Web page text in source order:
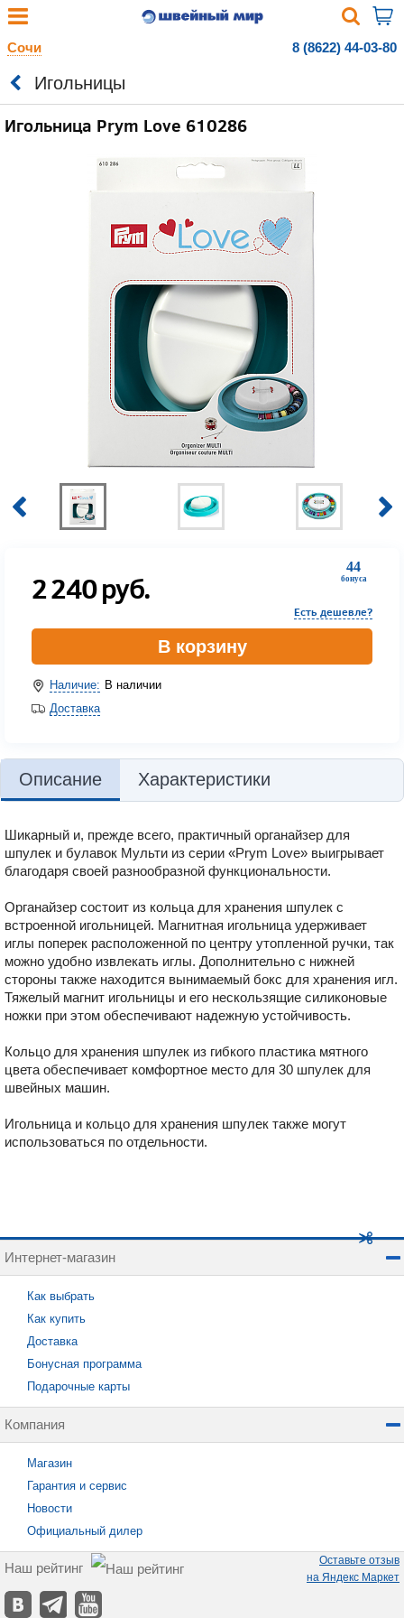
Сочи 8 (8622) 44-03-80
Игольницы
Игольница Prym Love 610286
44
бонуса
2 240руб.
Есть дешевле?
В корзину
Наличие: В наличии
Доставка
Описание Характеристики
Шикарный и, прежде всего, практичный органайзер для
шпулек и булавок Мульти из серии «Prym Love» выигрывает
благодаря своей разнообразной функциональности.
Органайзер состоит из кольца для хранения шпулек с
встроенной игольницей. Магнитная игольница удерживает
иглы поперек расположенной по центру утопленной ручки, так
можно удобно извлекать иглы. Дополнительно с нижней
стороны также находится вынимаемый бокс для хранения игл.
Тяжелый магнит игольницы и его нескользящие силиконовые
ножки при этом обеспечивают надежную устойчивость.
Кольцо для хранения шпулек из гибкого пластика мятного
цвета обеспечивает комфортное место для 30 шпулек для
швейных машин.
Игольница и кольцо для хранения шпулек также могут
использоваться по отдельности.
Интернет-магазин
Как выбрать
Как купить
Доставка
Бонусная программа
Подарочные карты
Компания
Магазин
Гарантия и сервис
Новости
Официальный дилер
Наш рейтинг
Оставьте отзыв
на Яндекс Маркет